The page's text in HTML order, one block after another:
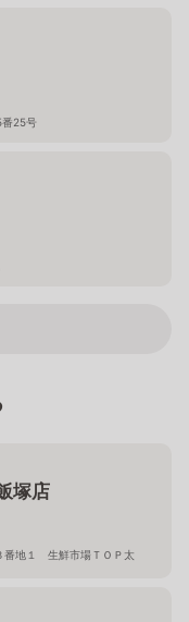
番25号
塚店
番地１ 生鮮市場ＴＯＰ太